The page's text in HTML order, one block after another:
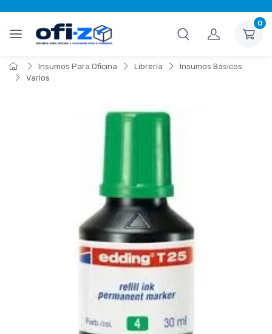
0
Insumos Para Oficina Librería
Insumos Básicos
Varios